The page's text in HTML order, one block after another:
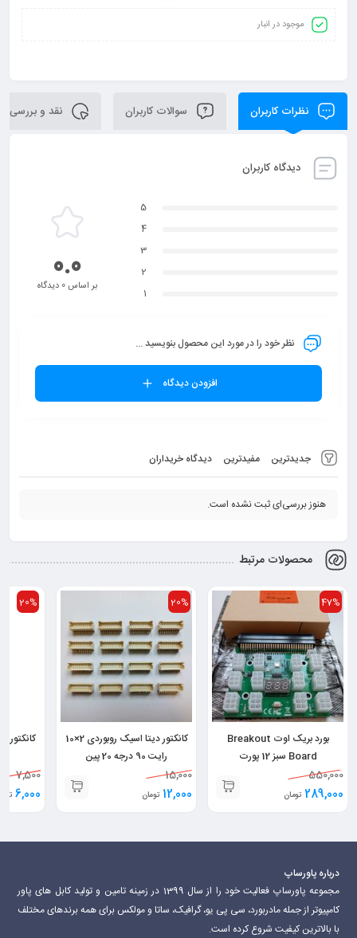
موجود در انبار
نظرات کاربران سوالات کاربران نقد و بررسی
دیدگاه کاربران
جدیدترین مفیدترین دیدگاه خریداران
هنوز بررسی‌ای ثبت نشده است.
5
4
3
2
1
0.0
بر اساس 0 دیدگاه
نظر خود را در مورد این محصول بنویسید ...
افزودن دیدگاه
محصولات مرتبط
47%
بورد بریک اوت Breakout
Board سبز 12 پورت
550,000
289,000 تومان
20%
کانکتور دیتا اسیک روبوردی 2×10
رایت 90 درجه 20 پین
15,000
12,000 تومان
20%
7,500
6,000
درباره پاورساپ
مجموعه پاورساپ فعالیت خود را از سال 1399 در زمینه تامین و تولید کابل های پاور
کامپیوتر از جمله مادربورد، سی پی یو، گرافیک، ساتا و مولکس برای همه برندهای مختلف
با بالاترین کیفیت شروع کرده است.